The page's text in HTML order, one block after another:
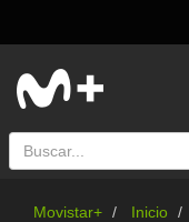
Buscar
Movistar+ Inicio